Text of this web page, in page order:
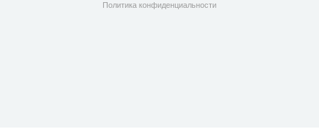
Политика конфиденциальности